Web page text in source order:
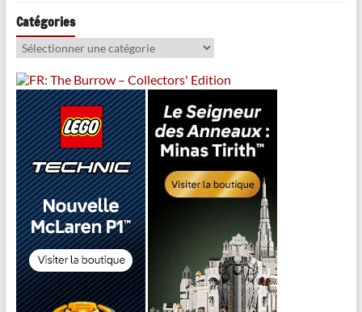
Catégories
Catégories